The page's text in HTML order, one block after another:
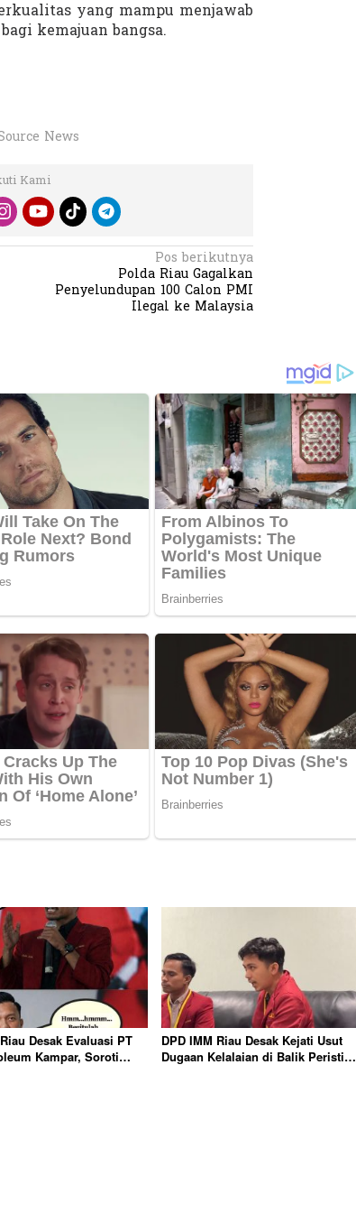
yang mampu menjawab
kemajuan bangsa.
News
Kami
Pos berikutnya
Polda Riau Gagalkan
Penyelundupan 100 Calon PMI
Ilegal ke Malaysia
Desak Evaluasi PT
Kampar, Soroti
DPD IMM Riau Desak Kejati Usut
Dugaan Kelalaian di Balik Peristiwa
dalam
Januari 2024